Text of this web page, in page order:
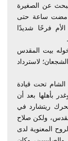
عن الصغيرة
مضت ساعة حتى
فرحًا شديدًا
بيت المقدس
لاسترداد
الشام تحت قيادة
بأهلها بعد أن
ريتشارد في
بيت المقدس، ولكن صلاح
المعنوية لدى